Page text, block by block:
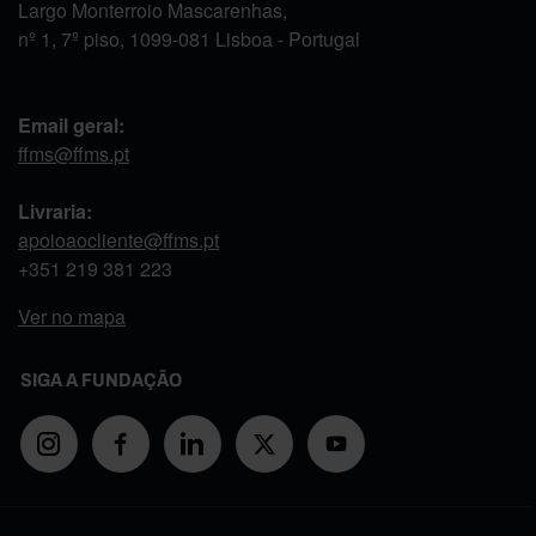
Largo Monterroio Mascarenhas,
nº 1, 7º piso, 1099-081 Lisboa - Portugal
Email geral:
ffms@ffms.pt
Livraria:
apoioaocliente@ffms.pt
+351 219 381 223
Ver no mapa
SIGA A FUNDAÇÃO